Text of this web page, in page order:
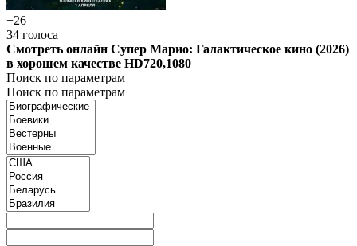
+26
34 голоса
Смотреть онлайн Супер Марио: Галактическое кино (2026)
в хорошем качестве HD720,1080
Поиск по параметрам
Поиск по параметрам